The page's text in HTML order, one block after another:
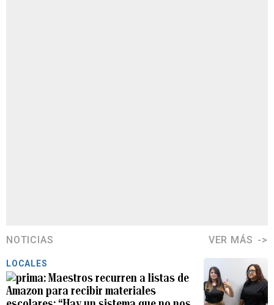
NOTICIAS VER MÁS
LOCALES
Maestros recurren a listas de
Amazon para recibir materiales